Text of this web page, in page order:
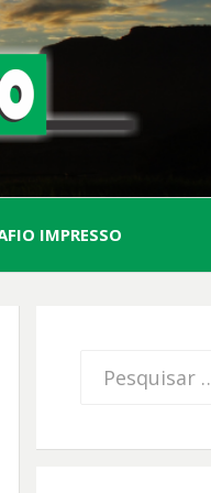
IMPRESSO
Procurar